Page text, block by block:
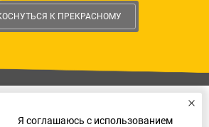
К ПРЕКРАСНОМУ
Я соглашаюсь с использованием